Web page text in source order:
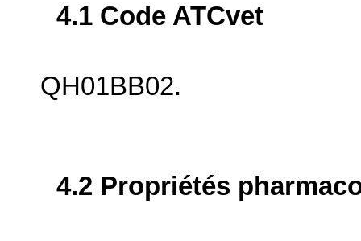
4.1 Code ATCvet
QH01BB02.
4.2 Propriétés